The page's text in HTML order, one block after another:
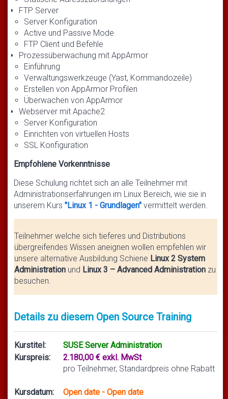
FTP Server
Server Konfiguration
Active und Passive Mode
FTP Client und Befehle
Prozessüberwachung mit AppArmor
Einführung
Verwaltungswerkzeuge (Yast, Kommandozeile)
Erstellen von AppArmor Profilen
Überwachen von AppArmor
Webserver mit Apache2
Server Konfiguration
Einrichten von virtuellen Hosts
SSL Konfiguration
Empfohlene Vorkenntnisse
Diese Schulung richtet sich an alle Teilnehmer mit
Administrationserfahrungen im Linux Bereich, wie sie in
unserem Kurs "Linux 1 - Grundlagen" vermittelt werden.
Teilnehmer welche sich tieferes und Distributions
übergreifendes Wissen aneignen wollen empfehlen wir
unsere alternative Ausbildung Schiene Linux 2 System
Administration und Linux 3 – Advanced Administration zu
besuchen.
Details zu diesem Open Source Training
Kurstitel:
SUSE Server Administration
Kurspreis:
2.180,00 € exkl. MwSt
pro Teilnehmer, Standardpreis ohne Rabatt
Kursdatum:
Open date - Open date